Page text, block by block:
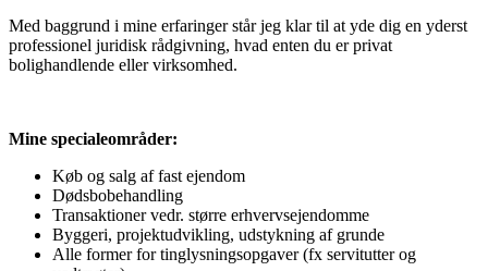
Med baggrund i mine erfaringer står jeg klar til at yde dig en yderst
professionel juridisk rådgivning, hvad enten du er privat
bolighandlende eller virksomhed.
Mine specialeområder:
Køb og salg af fast ejendom
Dødsbobehandling
Transaktioner vedr. større erhvervsejendomme
Byggeri, projektudvikling, udstykning af grunde
Alle former for tinglysningsopgaver (fx servitutter og